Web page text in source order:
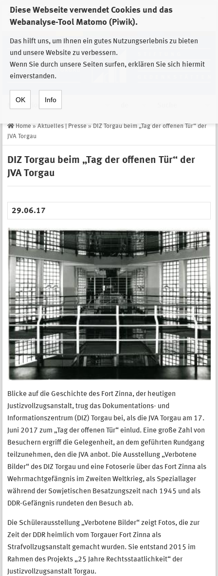
Diese Webseite verwendet Cookies und das
Webanalyse-Tool Matomo (Piwik).
Das hilft uns, um Ihnen ein gutes Nutzungserlebnis zu bieten
und unsere Website zu verbessern.
Wenn Sie durch unsere Seiten surfen, erklären Sie sich hiermit
einverstanden.
OK Info
Zur Auswahl der Einrichtungen der
Stiftung Sächsische Gedenkstätten
Home » Aktuelles | Presse » DIZ Torgau beim „Tag der offenen Tür“ der
JVA Torgau
DIZ Torgau beim „Tag der offenen Tür“ der
JVA Torgau
29.06.17
Blicke auf die Geschichte des Fort Zinna, der heutigen
Justizvollzugsanstalt, trug das Dokumentations- und
Informationszentrum (DIZ) Torgau bei, als die JVA Torgau am 17.
Juni 2017 zum „Tag der offenen Tür“ einlud. Eine große Zahl von
Besuchern ergriff die Gelegenheit, an dem geführten Rundgang
teilzunehmen, den die JVA anbot. Die Ausstellung „Verbotene
Bilder“ des DIZ Torgau und eine Fotoserie über das Fort Zinna als
Wehrmachtgefängnis im Zweiten Weltkrieg, als Speziallager
während der Sowjetischen Besatzungszeit nach 1945 und als
DDR-Gefängnis rundeten den Besuch ab.
Die Schülerausstellung „Verbotene Bilder“ zeigt Fotos, die zur
Zeit der DDR heimlich vom Torgauer Fort Zinna als
Strafvollzugsanstalt gemacht wurden. Sie entstand 2015 im
Rahmen des Projekts „25 Jahre Rechtsstaatlichkeit“ der
Justizvollzugsanstalt Torgau.